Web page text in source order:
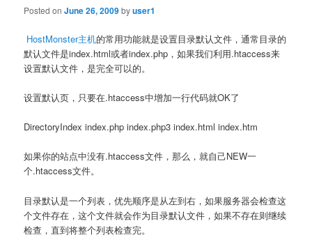
Posted onJune 26, 2009byuser1
HostMonster主机的常用功能就是设置目录默认文件，通常目录的
默认文件是index.html或者index.php，如果我们利用.htaccess来
设置默认文件，是完全可以的。
设置默认页，只要在.htaccess中增加一行代码就OK了
DirectoryIndex index.php index.php3 index.html index.htm
如果你的站点中没有.htaccess文件，那么，就自己NEW一
个.htaccess文件。
目录默认是一个列表，优先顺序是从左到右，如果服务器会检查这
个文件存在，这个文件就会作为目录默认文件，如果不存在则继续
检查，直到将整个列表检查完。